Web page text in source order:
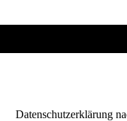
Datenschutzerklärung